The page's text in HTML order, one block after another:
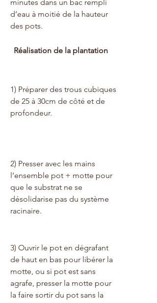
minutes dans un bac rempli
d’eau à moitié de la hauteur
des pots.
Réalisation de la plantation
1) Préparer des trous cubiques
de 25 à 30cm de côté et de
profondeur.
2) Presser avec les mains
l’ensemble pot + motte pour
que le substrat ne se
désolidarise pas du système
racinaire.
3) Ouvrir le pot en dégrafant
de haut en bas pour libérer la
motte, ou si pot est sans
agrafe, presser la motte pour
la faire sortir du pot sans la